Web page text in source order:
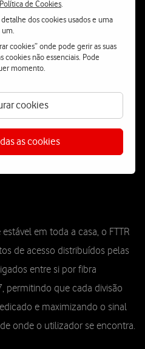
Política de Cookies
dos cookies usados e uma
cookies” onde pode gerir as suas
cookies não essenciais. Pode
momento.
cookies
as cookies
É instalada por técnicos
através de um processo
de obras.
go
to
go
to
em toda a casa, o FTTR
de acesso distribuídos pelas
entre si por fibra
permitindo que cada divisão
e maximizando o sinal
onde o utilizador se encontra.